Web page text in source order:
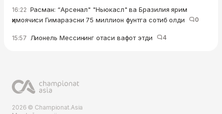
16:22 Расман: “Арсенал" "Ньюкасл" ва Бразилия ярим
ҳимоячиси Гимараэсни 75 миллион фунтга сотиб олди
0
15:57 Лионель Мессининг отаси вафот этди 4
2026 © Championat.Asia